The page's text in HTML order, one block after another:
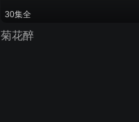
30集全
菊花醉